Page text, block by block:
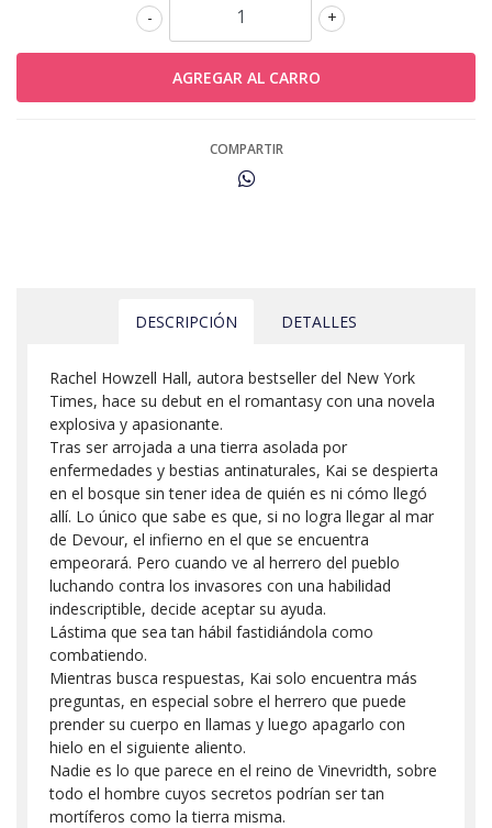
+
-
COMPARTIR
DESCRIPCIÓN DETALLES
Rachel Howzell Hall, autora bestseller del New York
Times, hace su debut en el romantasy con una novela
explosiva y apasionante.
Tras ser arrojada a una tierra asolada por
enfermedades y bestias antinaturales, Kai se despierta
en el bosque sin tener idea de quién es ni cómo llegó
allí. Lo único que sabe es que, si no logra llegar al mar
de Devour, el infierno en el que se encuentra
empeorará. Pero cuando ve al herrero del pueblo
luchando contra los invasores con una habilidad
indescriptible, decide aceptar su ayuda.
Lástima que sea tan hábil fastidiándola como
combatiendo.
Mientras busca respuestas, Kai solo encuentra más
preguntas, en especial sobre el herrero que puede
prender su cuerpo en llamas y luego apagarlo con
hielo en el siguiente aliento.
Nadie es lo que parece en el reino de Vinevridth, sobre
todo el hombre cuyos secretos podrían ser tan
mortíferos como la tierra misma.